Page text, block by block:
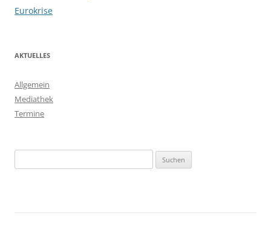
Eurokrise
AKTUELLES
Allgemein
Mediathek
Termine
nach: